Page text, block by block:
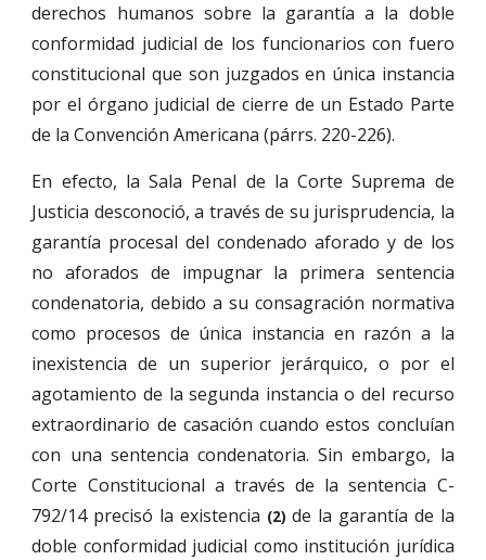
derechos humanos sobre la garantía a la doble
conformidad judicial de los funcionarios con fuero
constitucional que son juzgados en única instancia
por el órgano judicial de cierre de un Estado Parte
de la Convención Americana (párrs. 220-226).
En efecto, la Sala Penal de la Corte Suprema de
Justicia desconoció, a través de su jurisprudencia, la
garantía procesal del condenado aforado y de los
no aforados de impugnar la primera sentencia
condenatoria, debido a su consagración normativa
como procesos de única instancia en razón a la
inexistencia de un superior jerárquico, o por el
agotamiento de la segunda instancia o del recurso
extraordinario de casación cuando estos concluían
con una sentencia condenatoria. Sin embargo, la
Corte Constitucional a través de la sentencia C-
792/14 precisó la existencia (2) de la garantía de la
doble conformidad judicial como institución jurídica